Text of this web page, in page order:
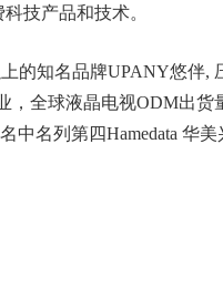
技产品和技术。
的知名品牌UPANY悠伴,
，全球液晶电视ODM出货
中名列第四Hamedata 华美